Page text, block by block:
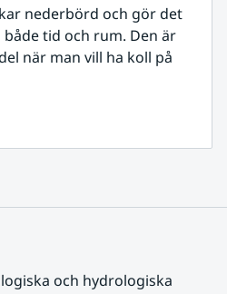
nederbörd och gör det
tid och rum. Den är
när man vill ha koll på
och hydrologiska